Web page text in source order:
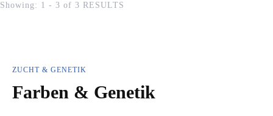
Showing: 1 - 3 of 3 RESULTS
ZUCHT & GENETIK
Farben & Genetik